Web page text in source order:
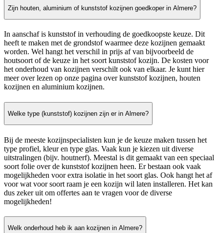
Zijn houten, aluminium of kunststof kozijnen goedkoper in Almere?
In aanschaf is kunststof in verhouding de goedkoopste keuze. Dit
heeft te maken met de grondstof waarmee deze kozijnen gemaakt
worden. Wel hangt het verschil in prijs af van bijvoorbeeld de
houtsoort of de keuze in het soort kunststof kozijn. De kosten voor
het onderhoud van kozijnen verschilt ook van elkaar. Je kunt hier
meer over lezen op onze pagina over kunststof kozijnen, houten
kozijnen en aluminium kozijnen.
Welke type (kunststof) kozijnen zijn er in Almere?
Bij de meeste kozijnspecialisten kun je de keuze maken tussen het
type profiel, kleur en type glas. Vaak kun je kiezen uit diverse
uitstralingen (bijv. houtnerf). Meestal is dit gemaakt van een speciaal
soort folie over de kunststof kozijnen heen. Er bestaan ook vaak
mogelijkheden voor extra isolatie in het soort glas. Ook hangt het af
voor wat voor soort raam je een kozijn wil laten installeren. Het kan
dus zeker uit om offertes aan te vragen voor de diverse
mogelijkheden!
Welk onderhoud heb ik aan kozijnen in Almere?